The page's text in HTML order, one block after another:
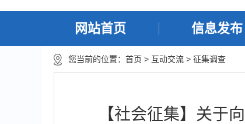
网站首页 信息发布
您当前的位置： 首页 > 互动交流 > 征集调查
【社会征集】关于